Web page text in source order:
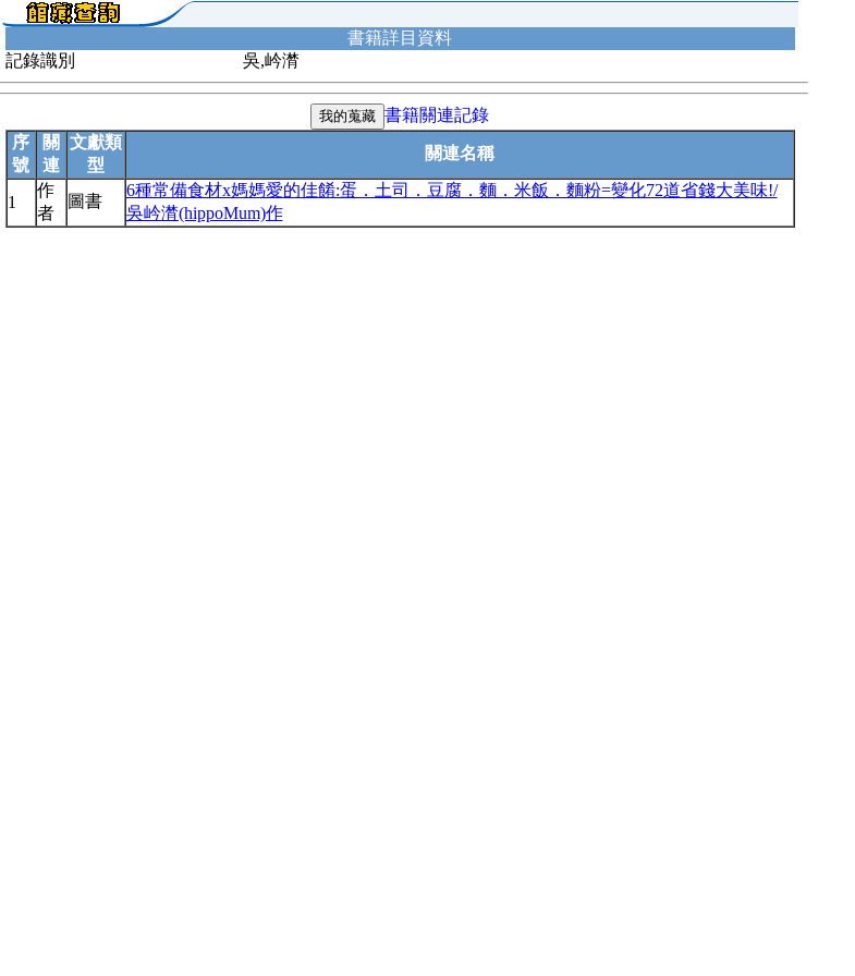
書籍詳目資料
記錄識別
吳,岒潸
書籍關連記錄
序
號
關
連
文獻類
型
關連名稱
1
作
者
圖書
6種常備食材x媽媽愛的佳餚:蛋．土司．豆腐．麵．米飯．麵粉=變化72道省錢大美味!/
吳岒潸(hippoMum)作